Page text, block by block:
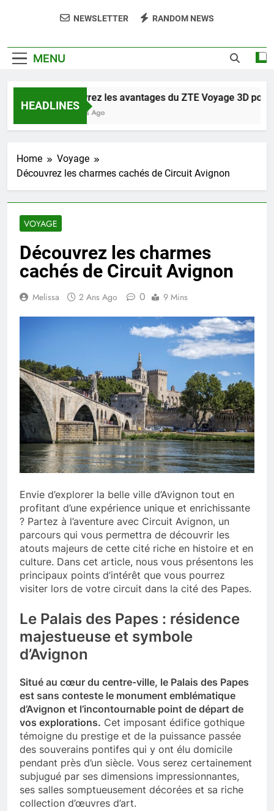
NEWSLETTER RANDOM NEWS
MENU
HEADLINES
Découvrez les avantages du ZTE Voyage 3D pour
23 Heures Ago
Home
Voyage
Découvrez les charmes cachés de Circuit Avignon
VOYAGE
Découvrez les charmes
cachés de Circuit Avignon
Melissa 2 Ans Ago 0 9 Mins
Envie d’explorer la belle ville d’Avignon tout en
profitant d’une expérience unique et enrichissante
? Partez à l’aventure avec Circuit Avignon, un
parcours qui vous permettra de découvrir les
atouts majeurs de cette cité riche en histoire et en
culture. Dans cet article, nous vous présentons les
principaux points d’intérêt que vous pourrez
visiter lors de votre circuit dans la cité des Papes.
Le Palais des Papes : résidence
majestueuse et symbole
d’Avignon
Situé au cœur du centre-ville, le Palais des Papes
est sans conteste le monument emblématique
d’Avignon et l’incontournable point de départ de
vos explorations. Cet imposant édifice gothique
témoigne du prestige et de la puissance passée
des souverains pontifes qui y ont élu domicile
pendant près d’un siècle. Vous serez certainement
subjugué par ses dimensions impressionnantes,
ses salles somptueusement décorées et sa riche
collection d’œuvres d’art.